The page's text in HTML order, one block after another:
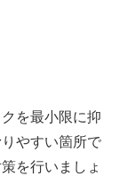
を最小限に抑
やすい箇所で
を行いましょ